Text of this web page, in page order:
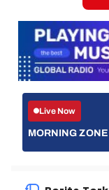
Live Now
MORNING